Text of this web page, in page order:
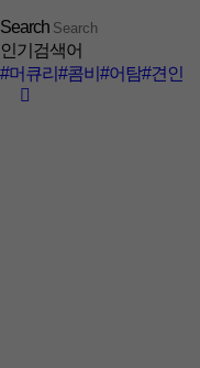
Search
인기검색어
#머큐리 #콤비 #어탐#견인